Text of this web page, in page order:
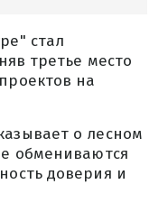
стал
третье место
на
о лесном
обмениваются
доверия и